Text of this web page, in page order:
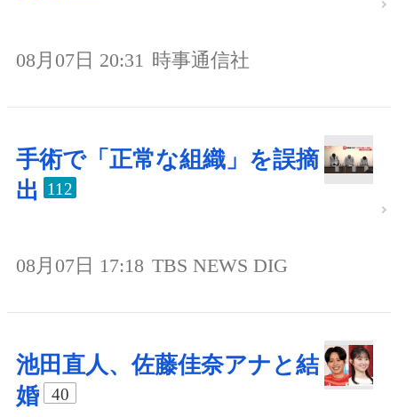
08月07日 20:31 時事通信社
手術で「正常な組織」を誤摘
出
112
08月07日 17:18 TBS NEWS DIG
池田直人、佐藤佳奈アナと結
婚
40